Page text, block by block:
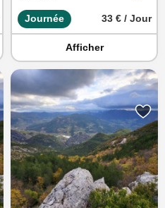
Journée 33 € / Jour
Afficher